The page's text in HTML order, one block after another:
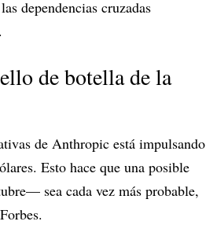
dependencias cruzadas
de botella de la
de Anthropic está impulsando
Esto hace que una posible
sea cada vez más probable,